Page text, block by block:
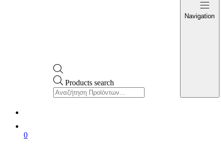
Products search
Navigation
0